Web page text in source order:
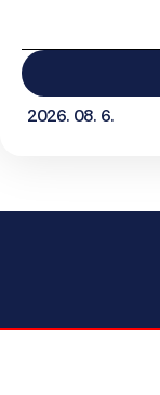
2026. 08. 6.